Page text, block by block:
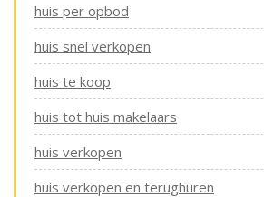
huis per opbod
huis snel verkopen
huis te koop
huis tot huis makelaars
huis verkopen
huis verkopen en terughuren